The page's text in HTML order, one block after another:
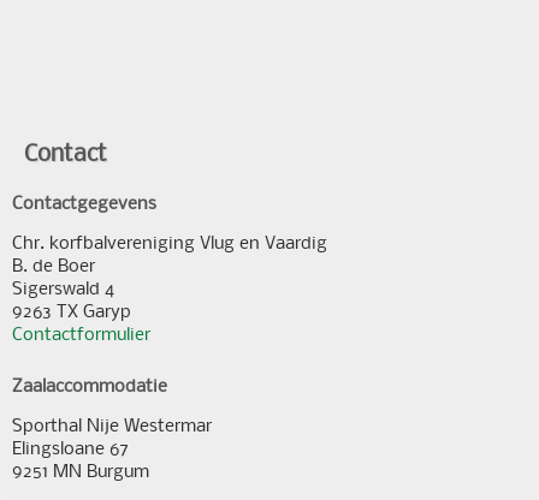
Contact
Contactgegevens
Chr. korfbalvereniging Vlug en Vaardig
B. de Boer
Sigerswald 4
9263 TX Garyp
Contactformulier
Zaalaccommodatie
Sporthal Nije Westermar
Elingsloane 67
9251 MN Burgum